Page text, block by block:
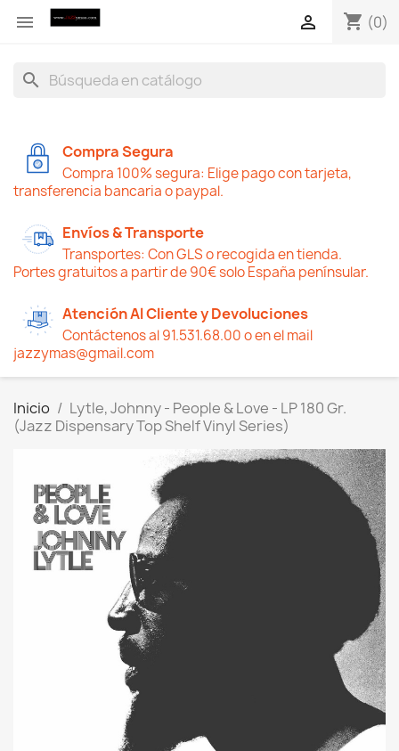
 shopping_cart (0)

search
Compra Segura
Compra 100% segura: Elige pago con tarjeta,
transferencia bancaria o paypal.
Envíos & Transporte
Transportes: Con GLS o recogida en tienda.
Portes gratuitos a partir de 90€ solo España penínsular.
Atención Al Cliente y Devoluciones
Contáctenos al 91.531.68.00 o en el mail
jazzymas@gmail.com
Inicio
Lytle, Johnny - People & Love - LP 180 Gr.
(Jazz Dispensary Top Shelf Vinyl Series)